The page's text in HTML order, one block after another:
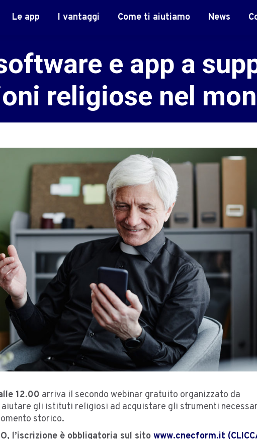
Le app I vantaggi Come ti aiutiamo News
e app a
religiose nel
12.00 arriva il secondo webinar gratuito organizzato da
aiutare gli istituti religiosi ad acquistare gli strumenti
storico.
l’iscrizione è obbligatoria sul sito www.cnecform.it